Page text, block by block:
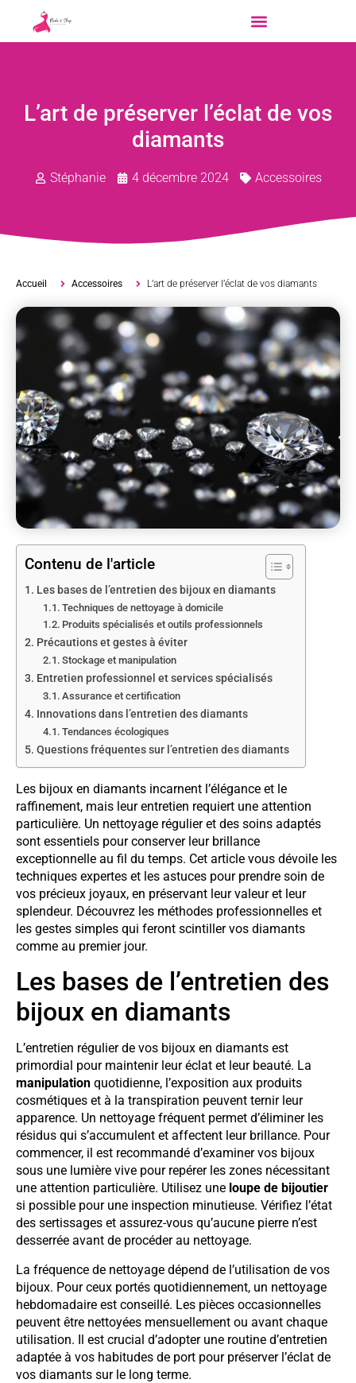
L’art de préserver l’éclat de vos
diamants
Stéphanie 4 décembre 2024 Accessoires
Accueil Accessoires L’art de préserver l’éclat de vos diamants
Contenu de l'article
Les bases de l’entretien des bijoux en diamants
Techniques de nettoyage à domicile
Produits spécialisés et outils professionnels
Précautions et gestes à éviter
Stockage et manipulation
Entretien professionnel et services spécialisés
Assurance et certification
Innovations dans l’entretien des diamants
Tendances écologiques
Questions fréquentes sur l’entretien des diamants
Les bijoux en diamants incarnent l’élégance et le
raffinement, mais leur entretien requiert une attention
particulière. Un nettoyage régulier et des soins adaptés
sont essentiels pour conserver leur brillance
exceptionnelle au fil du temps. Cet article vous dévoile les
techniques expertes et les astuces pour prendre soin de
vos précieux joyaux, en préservant leur valeur et leur
splendeur. Découvrez les méthodes professionnelles et
les gestes simples qui feront scintiller vos diamants
comme au premier jour.
Les bases de l’entretien des
bijoux en diamants
L’entretien régulier de vos bijoux en diamants est
primordial pour maintenir leur éclat et leur beauté. La
manipulation quotidienne, l’exposition aux produits
cosmétiques et à la transpiration peuvent ternir leur
apparence. Un nettoyage fréquent permet d’éliminer les
résidus qui s’accumulent et affectent leur brillance. Pour
commencer, il est recommandé d’examiner vos bijoux
sous une lumière vive pour repérer les zones nécessitant
une attention particulière. Utilisez une loupe de bijoutier
si possible pour une inspection minutieuse. Vérifiez l’état
des sertissages et assurez-vous qu’aucune pierre n’est
desserrée avant de procéder au nettoyage.
La fréquence de nettoyage dépend de l’utilisation de vos
bijoux. Pour ceux portés quotidiennement, un nettoyage
hebdomadaire est conseillé. Les pièces occasionnelles
peuvent être nettoyées mensuellement ou avant chaque
utilisation. Il est crucial d’adopter une routine d’entretien
adaptée à vos habitudes de port pour préserver l’éclat de
vos diamants sur le long terme.